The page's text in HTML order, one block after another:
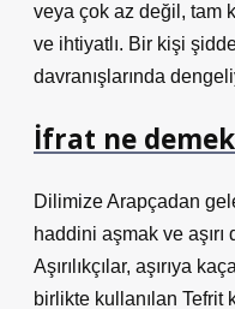
veya çok az değil, tam
ve ihtiyatlı. Bir kişi
davranışlarında
İfrat ne
Dilimize Arapçadan
haddini aşmak ve
Aşırılıkçılar, aşırıya
birlikte kullanılan Tefrit